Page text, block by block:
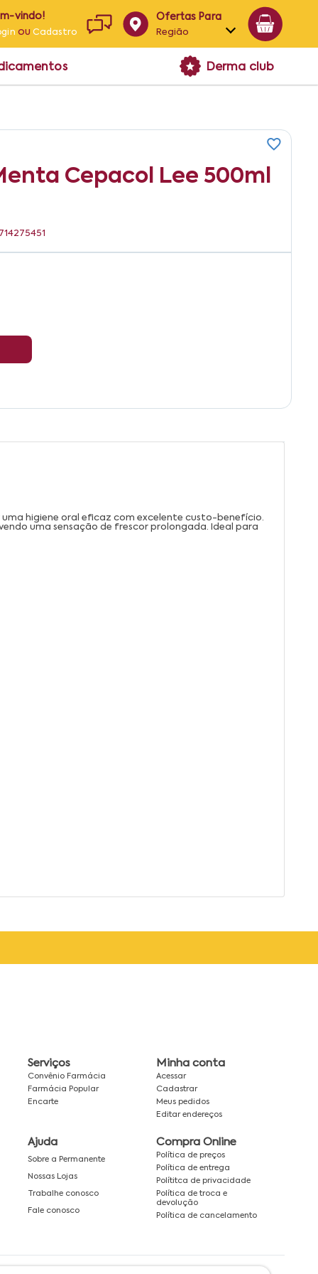
vindo!
ouCadastro
Ofertas Para
Região
Alagoas
Derma club
Cepacol Lee 500ml
higiene oral eficaz com excelente custo-benefício.
uma sensação de frescor prolongada. Ideal para
Serviços
Convênio Farmácia
Farmácia Popular
Encarte
Minha conta
Acessar
Cadastrar
Meus pedidos
Editar endereços
Ajuda
Sobre a Permanente
Nossas Lojas
Trabalhe conosco
Fale conosco
Compra Online
Política de preços
Política de entrega
Polítitca de privacidade
Política de troca e
devolução
Política de cancelamento